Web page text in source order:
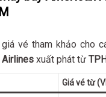
vé tham khảo cho
Airlines xuất phát từ
Giá vé từ